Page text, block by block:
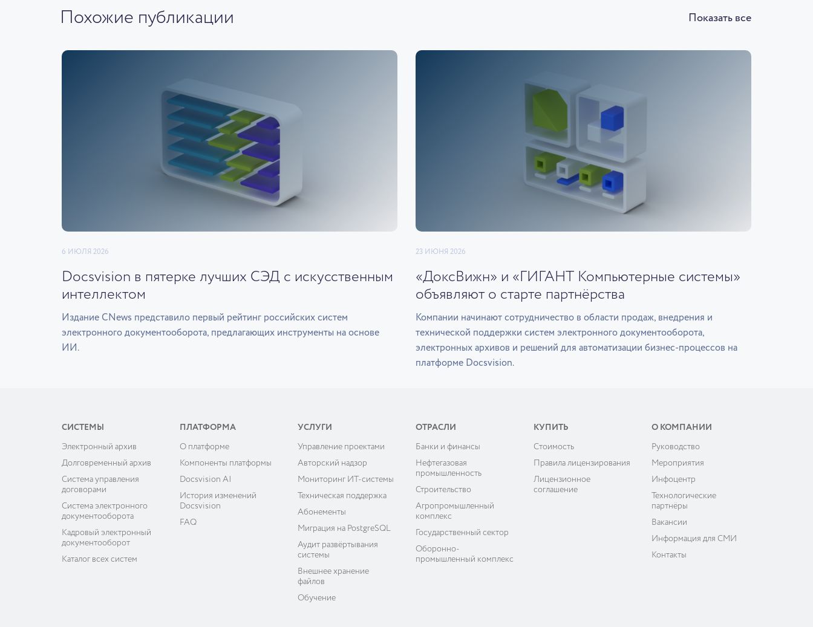
Похожие публикации Показать все
6 ИЮЛЯ 2026
Docsvision в пятерке лучших СЭД с искусственным
интеллектом
Издание CNews представило первый рейтинг российских систем
электронного документооборота, предлагающих инструменты на основе
ИИ.
23 ИЮНЯ 2026
«ДоксВижн» и «ГИГАНТ Компьютерные системы»
объявляют о старте партнёрства
Компании начинают сотрудничество в области продаж, внедрения и
технической поддержки систем электронного документооборота,
электронных архивов и решений для автоматизации бизнес-процессов на
платформе Docsvision.
СИСТЕМЫ
Электронный архив
Долговременный архив
Система управления
договорами
Система электронного
документооборота
Кадровый электронный
документооборот
Каталог всех систем
ПЛАТФОРМА
О платформе
Компоненты платформы
Docsvision AI
История изменений
Docsvision
FAQ
УСЛУГИ
Управление проектами
Авторский надзор
Мониторинг ИТ-системы
Техническая поддержка
Абонементы
Миграция на PostgreSQL
Аудит развёртывания
системы
Внешнее хранение
файлов
Обучение
ОТРАСЛИ
Банки и финансы
Нефтегазовая
промышленность
Строительство
Агропромышленный
комплекс
Государственный сектор
Оборонно-
промышленный комплекс
КУПИТЬ
Cтоимость
Правила лицензирования
Лицензионное
соглашение
О КОМПАНИИ
Руководство
Мероприятия
Инфоцентр
Технологические
партнёры
Вакансии
Информация для СМИ
Контакты